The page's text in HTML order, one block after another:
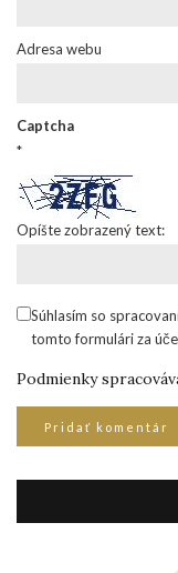
Adresa webu
Captcha
*
Opíšte zobrazený text:
Súhlasím so
tomto formulári za
Podmienky